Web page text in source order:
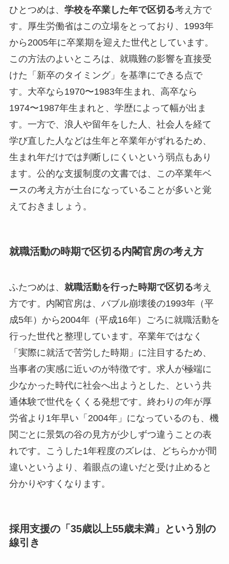
ひとつめは、 学校を卒業した年で区切る考え方で
す。厚生労働省はこの立場をとっており、1993年
から2005年に卒業期を迎えた世代としています。
この方法のよいところは、就職難の影響を直接受
けた「新卒のタイミング」を基準にできる点で
す。大卒なら1970〜1983年生まれ、高卒なら
1974〜1987年生まれと、学歴によって幅が出ま
す。一方で、浪人や留年をした人、社会人を経て
学び直した人などは生年と卒業年がずれるため、
生まれ年だけでは判断しにくいという弱点もあり
ます。公的な支援制度の文書では、この卒業年ベ
ースの考え方が土台になっていることが多いと覚
えておきましょう。
就職活動の時期で区切る内閣官房の考え方
ふたつめは、 就職活動を行った時期で区切る考え
方です。内閣官房は、バブル崩壊後の1993年（平
成5年）から2004年（平成16年）ごろに就職活動を
行った世代と整理しています。卒業年ではなく
「実際に就活で苦労した時期」に注目するため、
当事者の実感に近いのが特徴です。求人が極端に
少なかった時代に社会へ出ようとした、という共
通体験で世代をくくる発想です。終わりの年が厚
労省より1年早い「2004年」になっているのも、機
関ごとに景気の谷の見方が少しずつ違うことの表
れです。こうした1年程度のズレは、どちらかが間
違いというより、着眼点の違いだと受け止めると
分かりやすくなります。
採用支援の「35歳以上55歳未満」という別の
線引き